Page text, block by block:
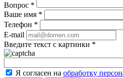
Вопрос *
Ваше имя *
Телефон *
E-mail
Введите текст с картинки *
Я согласен на обработку